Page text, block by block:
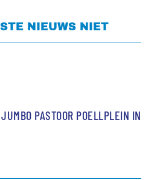
NIEUWS NIET
PASTOOR POELLPLEIN IN